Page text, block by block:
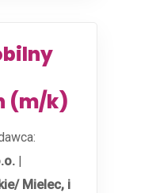
(m/k)
|
Mielec, i